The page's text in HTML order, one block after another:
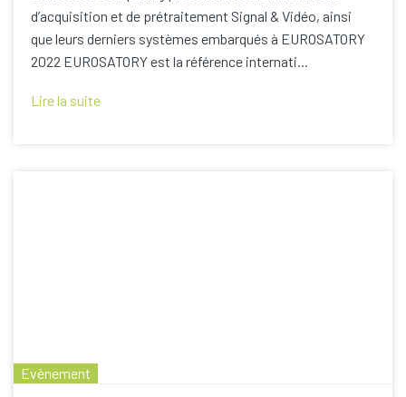
d’acquisition et de prétraitement Signal & Vidéo, ainsi
que leurs derniers systèmes embarqués à EUROSATORY
2022 EUROSATORY est la référence internati...
Lire la suite
Evènement